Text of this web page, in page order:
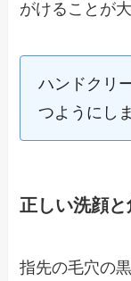
がけることが大
ハンドクリ
つようにし
正しい洗顔
指先の毛穴の